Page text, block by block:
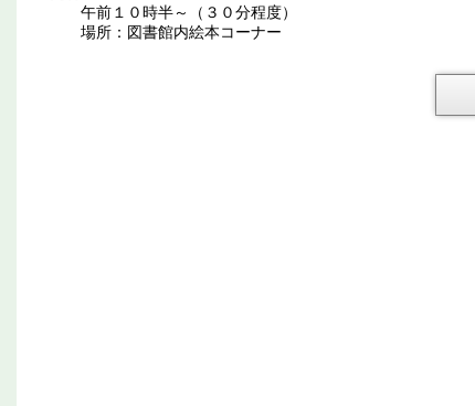
午前１０時半～（３０分程度）
場所：図書館内絵本コーナー